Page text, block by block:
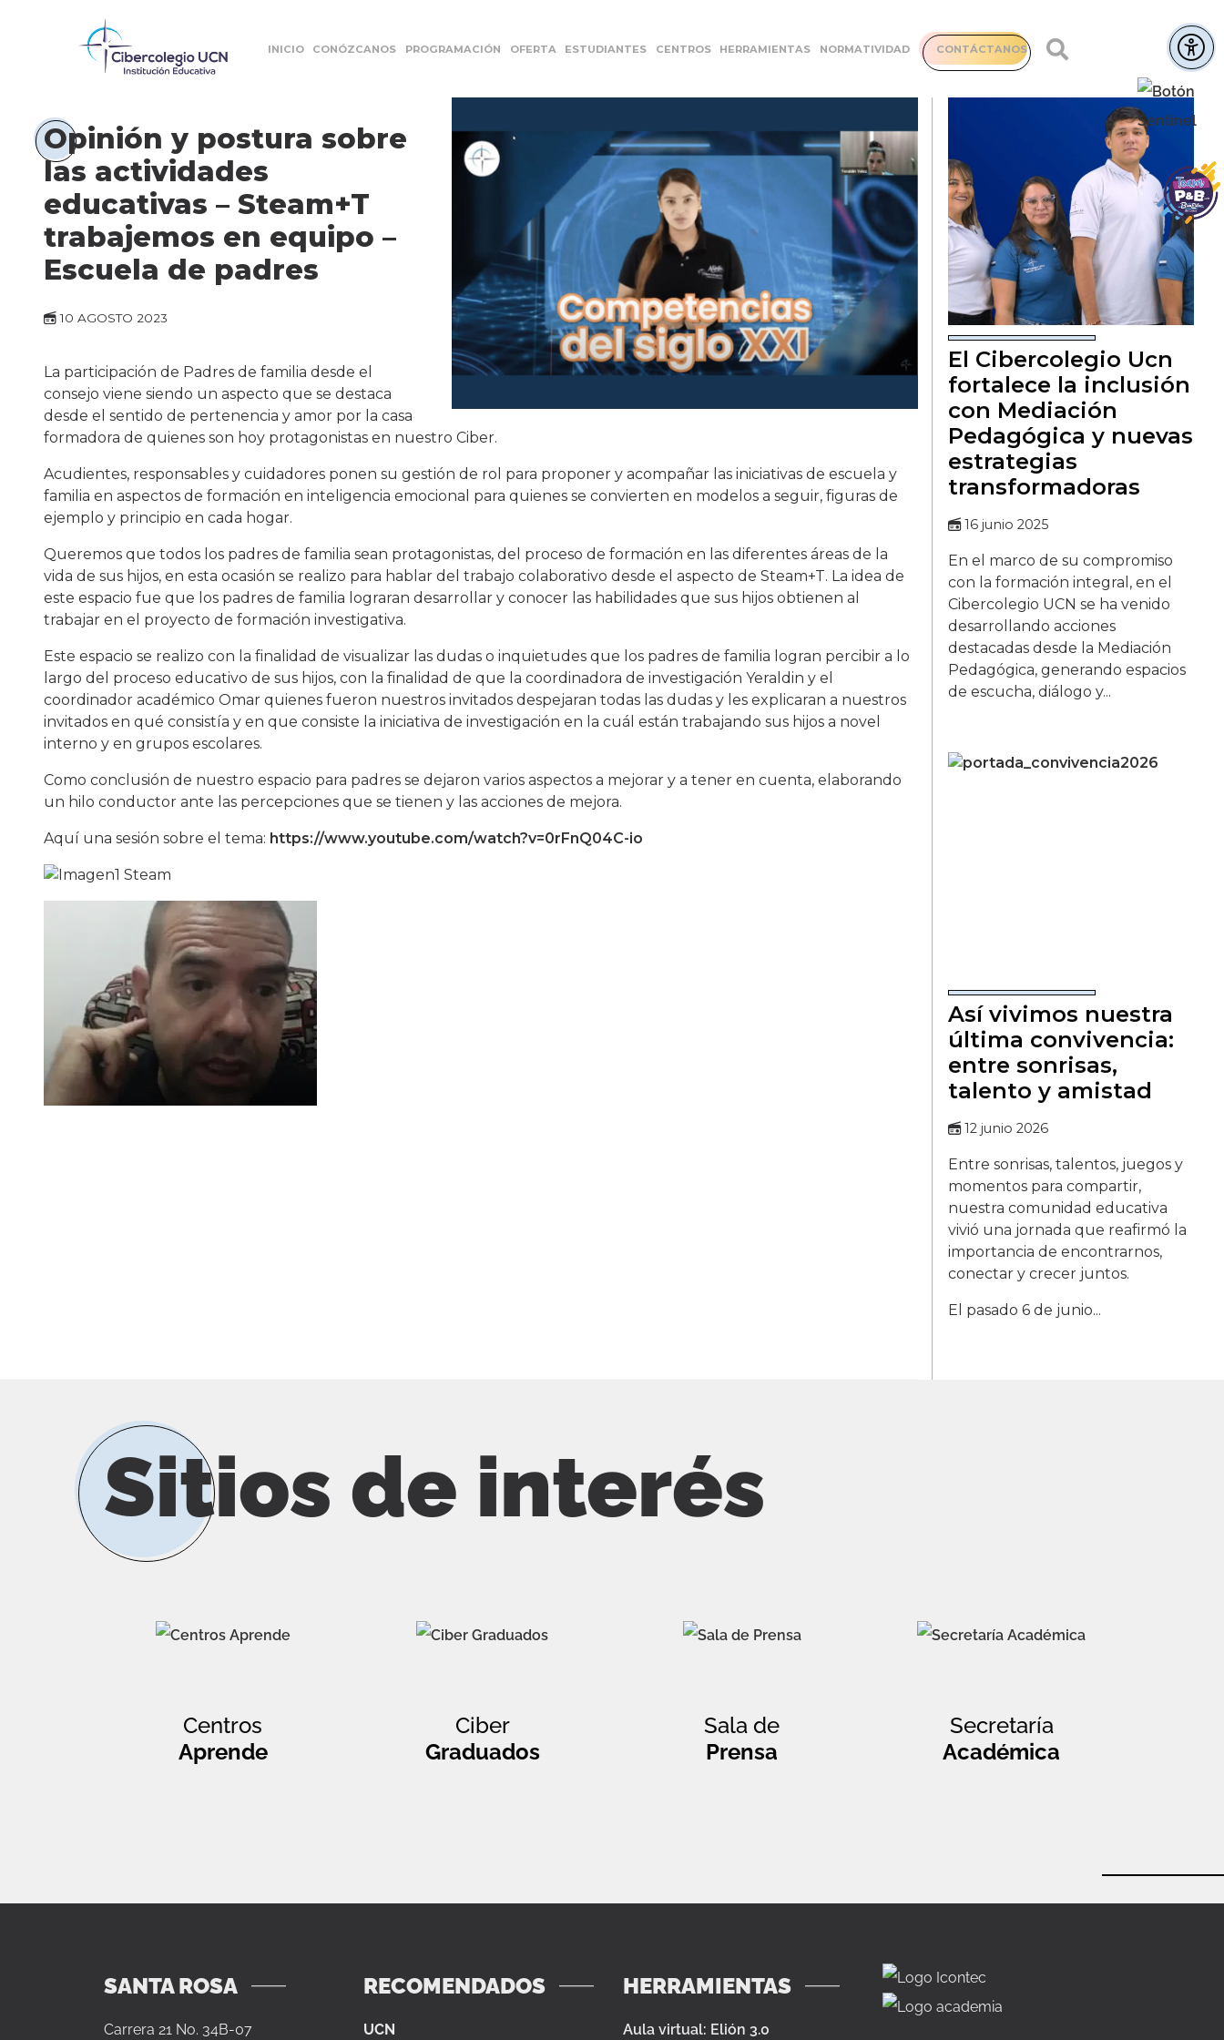
INICIO CONÓZCANOS PROGRAMACIÓN OFERTA ESTUDIANTES CENTROS HERRAMIENTAS NORMATIVIDAD CONTÁCTANOS
Opinión y postura sobre
las actividades
educativas – Steam+T
trabajemos en equipo –
Escuela de padres
10 AGOSTO 2023
La participación de Padres de familia desde el
consejo viene siendo un aspecto que se destaca
desde el sentido de pertenencia y amor por la casa
formadora de quienes son hoy protagonistas en nuestro Ciber.
Acudientes, responsables y cuidadores ponen su gestión de rol para proponer y acompañar las iniciativas de escuela y
familia en aspectos de formación en inteligencia emocional para quienes se convierten en modelos a seguir, figuras de
ejemplo y principio en cada hogar.
Queremos que todos los padres de familia sean protagonistas, del proceso de formación en las diferentes áreas de la
vida de sus hijos, en esta ocasión se realizo para hablar del trabajo colaborativo desde el aspecto de Steam+T. La idea de
este espacio fue que los padres de familia lograran desarrollar y conocer las habilidades que sus hijos obtienen al
trabajar en el proyecto de formación investigativa.
Este espacio se realizo con la finalidad de visualizar las dudas o inquietudes que los padres de familia logran percibir a lo
largo del proceso educativo de sus hijos, con la finalidad de que la coordinadora de investigación Yeraldin y el
coordinador académico Omar quienes fueron nuestros invitados despejaran todas las dudas y les explicaran a nuestros
invitados en qué consistía y en que consiste la iniciativa de investigación en la cuál están trabajando sus hijos a novel
interno y en grupos escolares.
Como conclusión de nuestro espacio para padres se dejaron varios aspectos a mejorar y a tener en cuenta, elaborando
un hilo conductor ante las percepciones que se tienen y las acciones de mejora.
Aquí una sesión sobre el tema: https://www.youtube.com/watch?v=0rFnQ04C-io
El Cibercolegio Ucn
fortalece la inclusión
con Mediación
Pedagógica y nuevas
estrategias
transformadoras
16 junio 2025
En el marco de su compromiso
con la formación integral, en el
Cibercolegio UCN se ha venido
desarrollando acciones
destacadas desde la Mediación
Pedagógica, generando espacios
de escucha, diálogo y...
Así vivimos nuestra
última convivencia:
entre sonrisas,
talento y amistad
12 junio 2026
Entre sonrisas, talentos, juegos y
momentos para compartir,
nuestra comunidad educativa
vivió una jornada que reafirmó la
importancia de encontrarnos,
conectar y crecer juntos.
El pasado 6 de junio...
Sitios de interés
Centros
Aprende
Ciber
Graduados
Sala de
Prensa
Secretaría
Académica
SANTA ROSA
Carrera 21 No. 34B-07
RECOMENDADOS
UCN
HERRAMIENTAS
Aula virtual: Elión 3.0